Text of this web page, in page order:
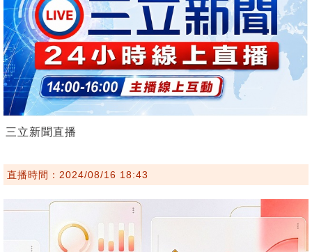
三立新聞直播
直播時間：2024/08/16 18:43